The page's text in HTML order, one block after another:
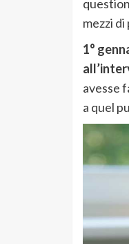
mezzi
1°
avesse
a quel